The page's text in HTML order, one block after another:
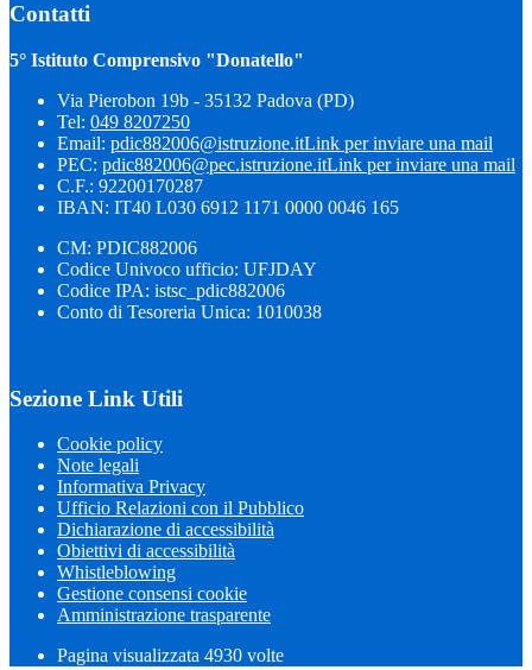
Contatti
5° Istituto Comprensivo "Donatello"
Via Pierobon 19b - 35132 Padova (PD)
Tel: 049 8207250
Email: pdic882006@istruzione.itLink per inviare una mail
PEC: pdic882006@pec.istruzione.itLink per inviare una mail
C.F.: 92200170287
IBAN: IT40 L030 6912 1171 0000 0046 165
CM: PDIC882006
Codice Univoco ufficio: UFJDAY
Codice IPA: istsc_pdic882006
Conto di Tesoreria Unica: 1010038
Sezione Link Utili
Cookie policy
Note legali
Informativa Privacy
Ufficio Relazioni con il Pubblico
Dichiarazione di accessibilità
Obiettivi di accessibilità
Whistleblowing
Gestione consensi cookie
Amministrazione trasparente
Pagina visualizzata 4930 volte